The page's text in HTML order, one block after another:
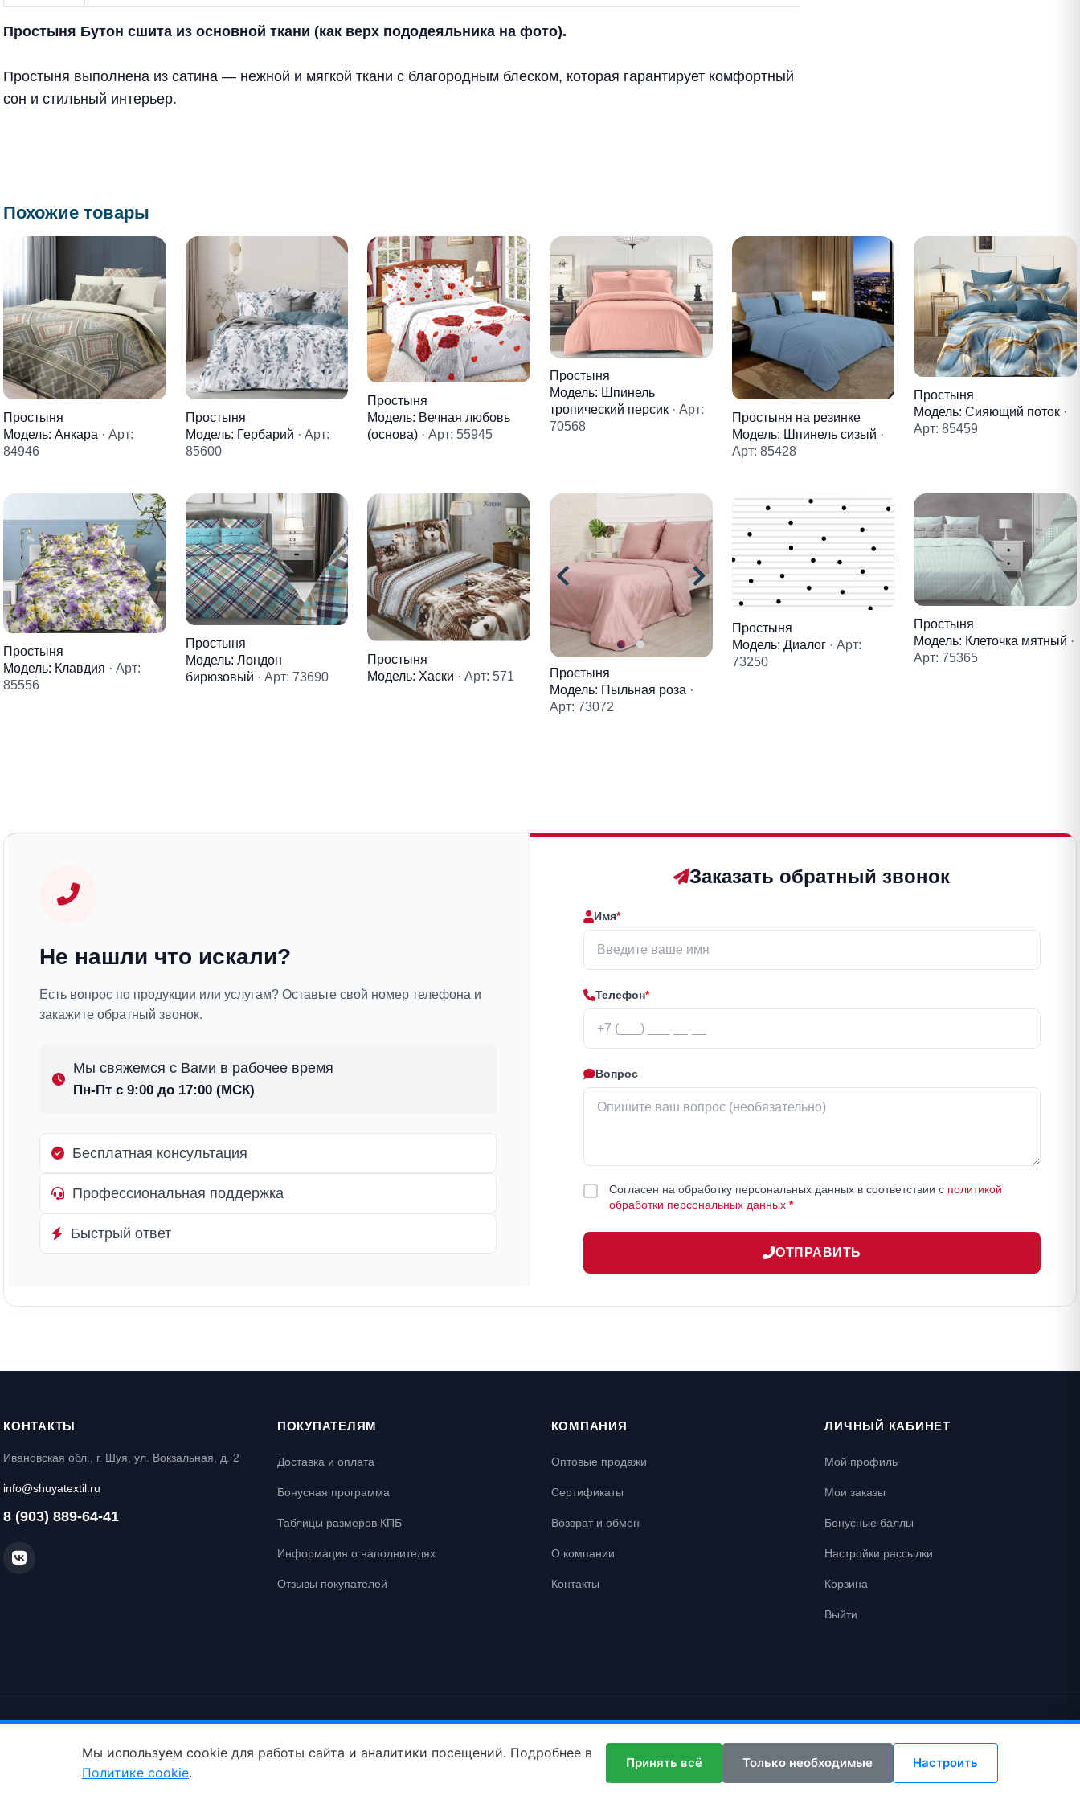
Простыня Бутон сшита из основной ткани (как верх пододеяльника на фото).
Простыня выполнена из сатина — нежной и мягкой ткани с благородным блеском, которая гарантирует комфортный
сон и стильный интерьер.
Похожие товары
Простыня
Модель: Анкара · Арт:
84946
Простыня
Модель: Гербарий · Арт:
85600
Простыня
Модель: Вечная любовь
(основа) · Арт: 55945
Простыня
Модель: Шпинель
тропический персик · Арт:
70568
Простыня на резинке
Модель: Шпинель сизый ·
Арт: 85428
Простыня
Модель: Сияющий поток ·
Арт: 85459
Простыня
Модель: Клавдия · Арт:
85556
Простыня
Модель: Лондон
бирюзовый · Арт: 73690
Простыня
Модель: Хаски · Арт: 571
Простыня
Модель: Пыльная роза ·
Арт: 73072
Простыня
Модель: Диалог · Арт:
73250
Простыня
Модель: Клеточка мятный ·
Арт: 75365
Не нашли что искали?
Есть вопрос по продукции или услугам? Оставьте свой номер телефона и
закажите обратный звонок.
Мы свяжемся с Вами в рабочее время
Пн-Пт с 9:00 до 17:00 (МСК)
Бесплатная консультация
Профессиональная поддержка
Быстрый ответ
Заказать обратный звонок
Имя*
Телефон*
Вопрос
Согласен на обработку персональных данных в соответствии с политикой
обработки персональных данных *
ОТПРАВИТЬ
КОНТАКТЫ
Ивановская обл., г. Шуя, ул. Вокзальная, д. 2
info@shuyatextil.ru
8 (903) 889-64-41
ПОКУПАТЕЛЯМ
Доставка и оплата
Бонусная программа
Таблицы размеров КПБ
Информация о наполнителях
Отзывы покупателей
КОМПАНИЯ
Оптовые продажи
Сертификаты
Возврат и обмен
О компании
Контакты
ЛИЧНЫЙ КАБИНЕТ
Мой профиль
Мои заказы
Бонусные баллы
Настройки рассылки
Корзина
Выйти
© Интернет-магазин постельного белья «Шуйский Текстиль», 2026. Все права защищены.
Политика конфиденциальности
Политика cookie
Мы используем cookie для работы сайта и аналитики посещений. Подробнее в
Политике cookie.
Принять всё Только необходимые Настроить